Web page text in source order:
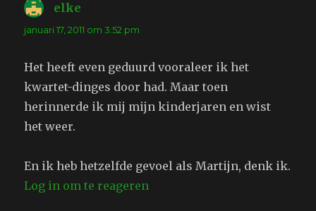
elke
januari 17, 2011 om 3:52 pm
Het heeft even geduurd vooraleer ik het
kwartet-dinges door had. Maar toen
herinnerde ik mij mijn kinderjaren en wist
het weer.
En ik heb hetzelfde gevoel als Martijn, denk ik.
Log in om te reageren